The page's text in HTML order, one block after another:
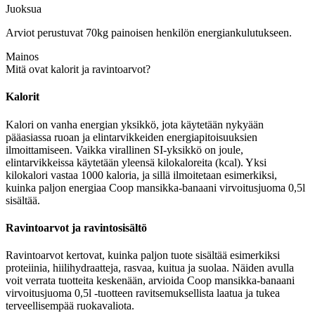
Juoksua
Arviot perustuvat 70kg painoisen henkilön energiankulutukseen.
Mainos
Mitä ovat kalorit ja ravintoarvot?
Kalorit
Kalori on vanha energian yksikkö, jota käytetään nykyään
pääasiassa ruoan ja elintarvikkeiden energiapitoisuuksien
ilmoittamiseen. Vaikka virallinen SI-yksikkö on joule,
elintarvikkeissa käytetään yleensä kilokaloreita (kcal). Yksi
kilokalori vastaa 1000 kaloria, ja sillä ilmoitetaan esimerkiksi,
kuinka paljon energiaa Coop mansikka-banaani virvoitusjuoma 0,5l
sisältää.
Ravintoarvot ja ravintosisältö
Ravintoarvot kertovat, kuinka paljon tuote sisältää esimerkiksi
proteiinia, hiilihydraatteja, rasvaa, kuitua ja suolaa. Näiden avulla
voit verrata tuotteita keskenään, arvioida Coop mansikka-banaani
virvoitusjuoma 0,5l -tuotteen ravitsemuksellista laatua ja tukea
terveellisempää ruokavaliota.